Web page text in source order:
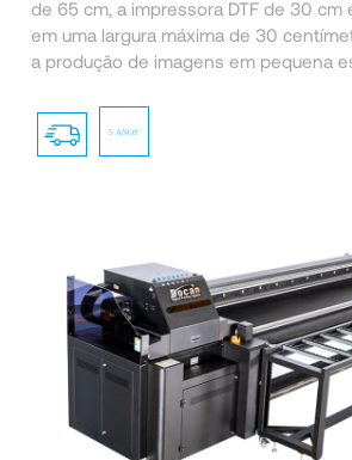
de 65 cm, a impressora DTF de 30 cm
em uma largura máxima de 30
a produção de imagens em pequena